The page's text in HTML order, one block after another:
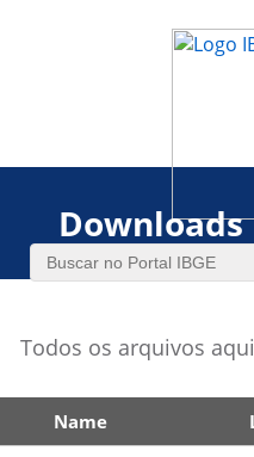
Todos os arquivos
Name